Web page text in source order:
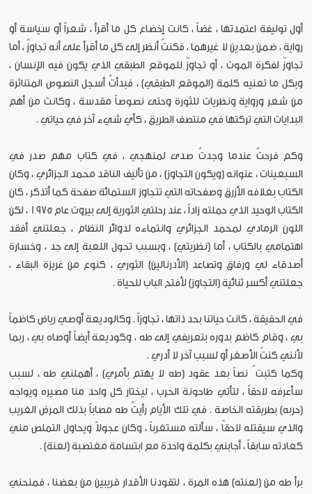
أول توليفة اعتمدتها ، غضاً ، كانت إخضاع كل ما أقرأ ، شعراً أو سياسة أو
رواية ، ضمن بعدين لا غيرهما ، فكنتُ أنظر إلى كل ما أقرأ على أنه تجاوزٌ ، أما
تجاوزٌ لفكرة الموت ، أو تجاوزٌ للموقع الطبقي الذي يكون فيه الإنسان ،
وبكل ما تعنيه كلمة (الموقع الطبقي) ، فبدأتُ أسجل النصوص المتناثرة
من شعر ورواية ونظريات للثورة وحتى نصوصاً مقدسة ، وكانت من أهم
البدايات التي تركتها في منتصف الطريق ، كأي شيء آخر في حياتي .
وكم فرحتُ عندما وجدتُ صدى لمنهجي ، في كتاب مهم صدر في
السبعينات ، عنوانه (ويكون التجاوز) ، من تأليف الناقد محمد الجزائري ، وكان
الكتاب بغلافه الأزرق وصفحاته التي تتجاوز الستمائة صفحة كما أتذكر ، كان
الكتاب الوحيد الذي حملته زاداً ، عند رحلتي الثورية إلى بيروت عام 1975 ، لكن
اللون الرمادي لمحمد الجزائري وانتماءه لدوائر النظام ، جعلتني أفقد
اهتمامي بالكتاب ، أما (نظريتي) ، وبسبب تحول اللعبة إلى جد ، وخسارة
أصدقاء لي ورفاق وتصاعد (الأدرنالين) الثوري ، كنوع من غريزة البقاء ،
جعلتني أكسر ثنائية (التجاوز) لأفتح الباب للحياة .
في الحقيقة ، كانت حياتنا بحد ذاتها ، تجاوزاً . وكالوديعة أوصي رياض كاظماً
بي ، وقام كاظم بدوره بتعريفي إلى طه ، وكوديعة أيضاً أوصاه بي ، ربما
لأنني كنتُ الأصغر أو لسبب آخر لا أدري .
وكما كتبت ُ نصاً بعد عقود (طه لا يهتم بأمري) ، أهملني طه ، لسبب
سأعرفه لاحقاً ، لتأتي طاحونة الحرب ، ليختار كل واحد منا مصيره ويواجه
(حربه) بطريقته الخاصة . في تلك الأيام رأيتُ طه مصاباً بذلك المرض الغريب
والذي سيقتله لاحقاٌ ، سألته مستغرباً ، وكان عجولاً ويحاول التملص مني
كعادته سابقاً ، أجابني بكلمة واحدة مع ابتسامة مغتصبة (لعنة) .
برأ طه من (لعنته) هذه المرة ، لتقودنا الأقدار قريبين من بعضنا ، فمنحني